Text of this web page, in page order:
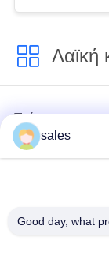
Λαϊκή
Τρίμηνος
Ενεργοποιητής
ασφαλείας από
sales
Good day, what